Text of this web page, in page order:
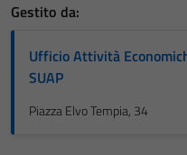
Gestito da:
Ufficio Attività
SUAP
Piazza Elvo Tempia, 34